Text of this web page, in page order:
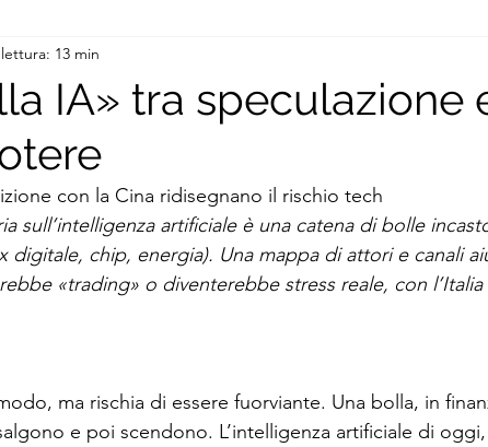
aziendale Calcolo
Lead Generation
Blockchain Permissionless Blockchains
IA» tra speculazione
13 min
con la Cina ridisegnano il rischio tech
sull’intelligenza artificiale è una catena di bolle
digitale, chip, energia). Una mappa di attori e canali
«trading» o diventerebbe stress reale, con
ma rischia di essere fuorviante. Una bolla, in
e poi scendono. L’intelligenza artificiale di